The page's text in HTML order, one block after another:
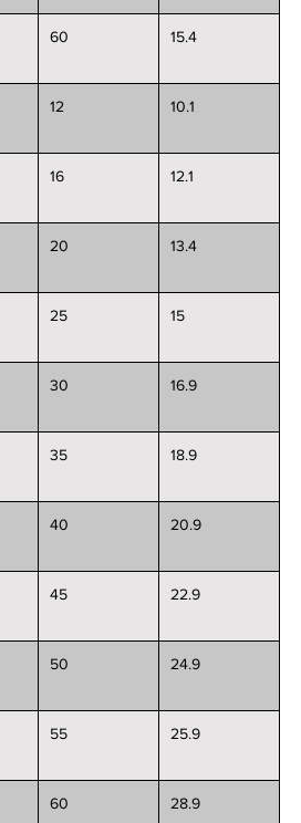
60 15.4
12 10.1
16 12.1
20 13.4
25 15
30 16.9
35 18.9
40 20.9
45 22.9
50 24.9
55 25.9
60 28.9